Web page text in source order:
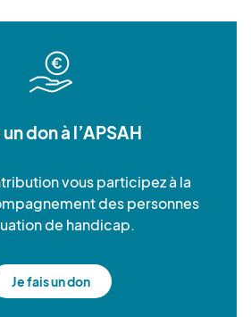
don à l’APSAH
vous participez à la
des personnes
de handicap.
Je fais un don